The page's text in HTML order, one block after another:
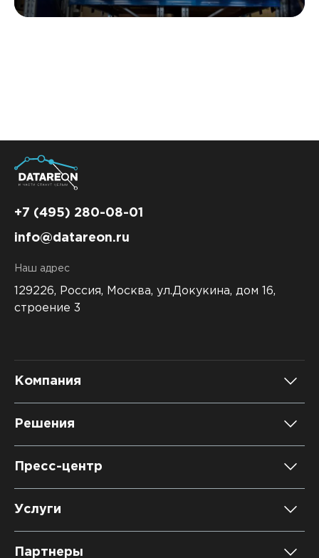
информационной системой
+7 (495) 280-08-01
info@datareon.ru
Наш адрес
129226, Россия, Москва, ул.Докукина, дом 16,
строение 3
Компания
О компании
Клиенты и проекты
Решения
DATAREON Platform
Пресс-центр
Новости
Услуги
Образовательный марафон: ваш рывок к новым
Партнеры